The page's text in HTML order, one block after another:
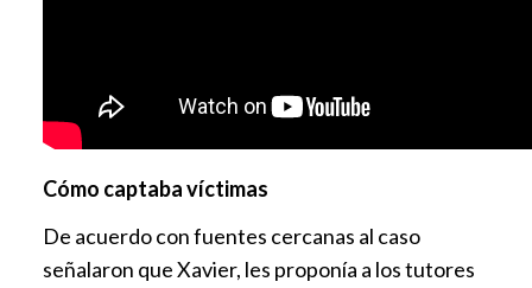
Cómo captaba víctimas
De acuerdo con fuentes cercanas al caso
señalaron que Xavier, les proponía a los tutores